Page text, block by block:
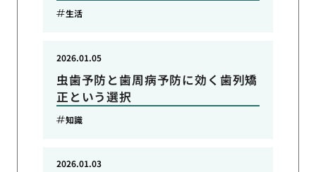
生活
虫歯予防と歯周病予防に効く歯列矯
正という選択
2026.01.05
知識
2026.01.03